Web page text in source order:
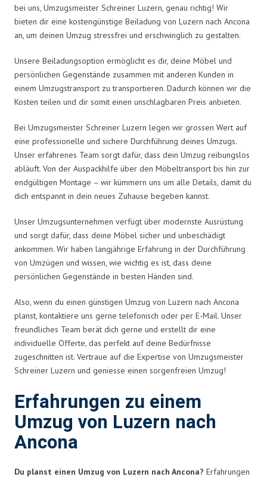
bei uns, Umzugsmeister Schreiner Luzern, genau richtig! Wir
bieten dir eine kostengünstige Beiladung von Luzern nach Ancona
an, um deinen Umzug stressfrei und erschwinglich zu gestalten.
Unsere Beiladungsoption ermöglicht es dir, deine Möbel und
persönlichen Gegenstände zusammen mit anderen Kunden in
einem Umzugstransport zu transportieren. Dadurch können wir die
Kosten teilen und dir somit einen unschlagbaren Preis anbieten.
Bei Umzugsmeister Schreiner Luzern legen wir grossen Wert auf
eine professionelle und sichere Durchführung deines Umzugs.
Unser erfahrenes Team sorgt dafür, dass dein Umzug reibungslos
abläuft. Von der Auspackhilfe über den Möbeltransport bis hin zur
endgültigen Montage – wir kümmern uns um alle Details, damit du
dich entspannt in dein neues Zuhause begeben kannst.
Unser Umzugsunternehmen verfügt über modernste Ausrüstung
und sorgt dafür, dass deine Möbel sicher und unbeschädigt
ankommen. Wir haben langjährige Erfahrung in der Durchführung
von Umzügen und wissen, wie wichtig es ist, dass deine
persönlichen Gegenstände in besten Händen sind.
Also, wenn du einen günstigen Umzug von Luzern nach Ancona
planst, kontaktiere uns gerne telefonisch oder per E-Mail. Unser
freundliches Team berät dich gerne und erstellt dir eine
individuelle Offerte, das perfekt auf deine Bedürfnisse
zugeschnitten ist. Vertraue auf die Expertise von Umzugsmeister
Schreiner Luzern und geniesse einen sorgenfreien Umzug!
Erfahrungen zu einem
Umzug von Luzern nach
Ancona
Du planst einen Umzug von Luzern nach Ancona? Erfahrungen